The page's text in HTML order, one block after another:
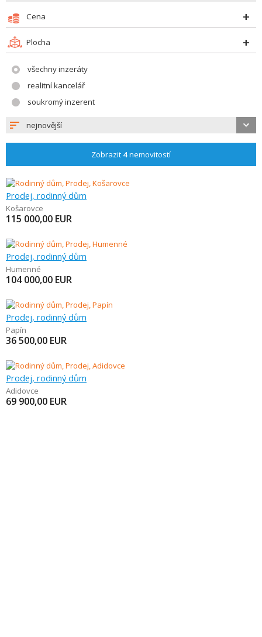
Cena
Plocha
všechny inzeráty
realitní kancelář
soukromý inzerent
nejnovější
Zobrazit 4nemovitostí
Prodej, rodinný dům
Košarovce
115 000,00 EUR
Prodej, rodinný dům
Humenné
104 000,00 EUR
Prodej, rodinný dům
Papín
36 500,00 EUR
Prodej, rodinný dům
Adidovce
69 900,00 EUR